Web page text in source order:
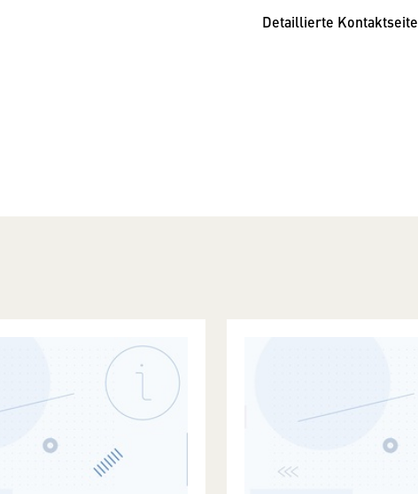
Detaillierte Kontaktseite